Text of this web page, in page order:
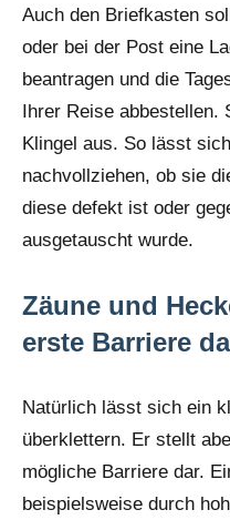
Auch den Briefkasten
oder bei der Post eine
beantragen und die
Ihrer Reise abbestellen.
Klingel aus. So lässt
nachvollziehen, ob sie
diese defekt ist oder
ausgetauscht wurde.
Zäune und
erste Barriere
Natürlich lässt sich ein
überklettern. Er stellt
mögliche Barriere dar.
beispielsweise durch